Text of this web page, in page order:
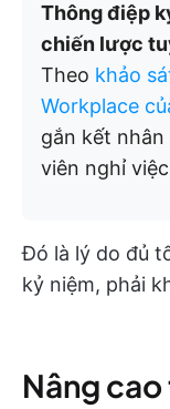
Thông điệp
chiến lược
Theo khảo
Workplace
gắn kết
viên nghỉ
Đó là lý do đủ
kỷ niệm, phải
Nâng